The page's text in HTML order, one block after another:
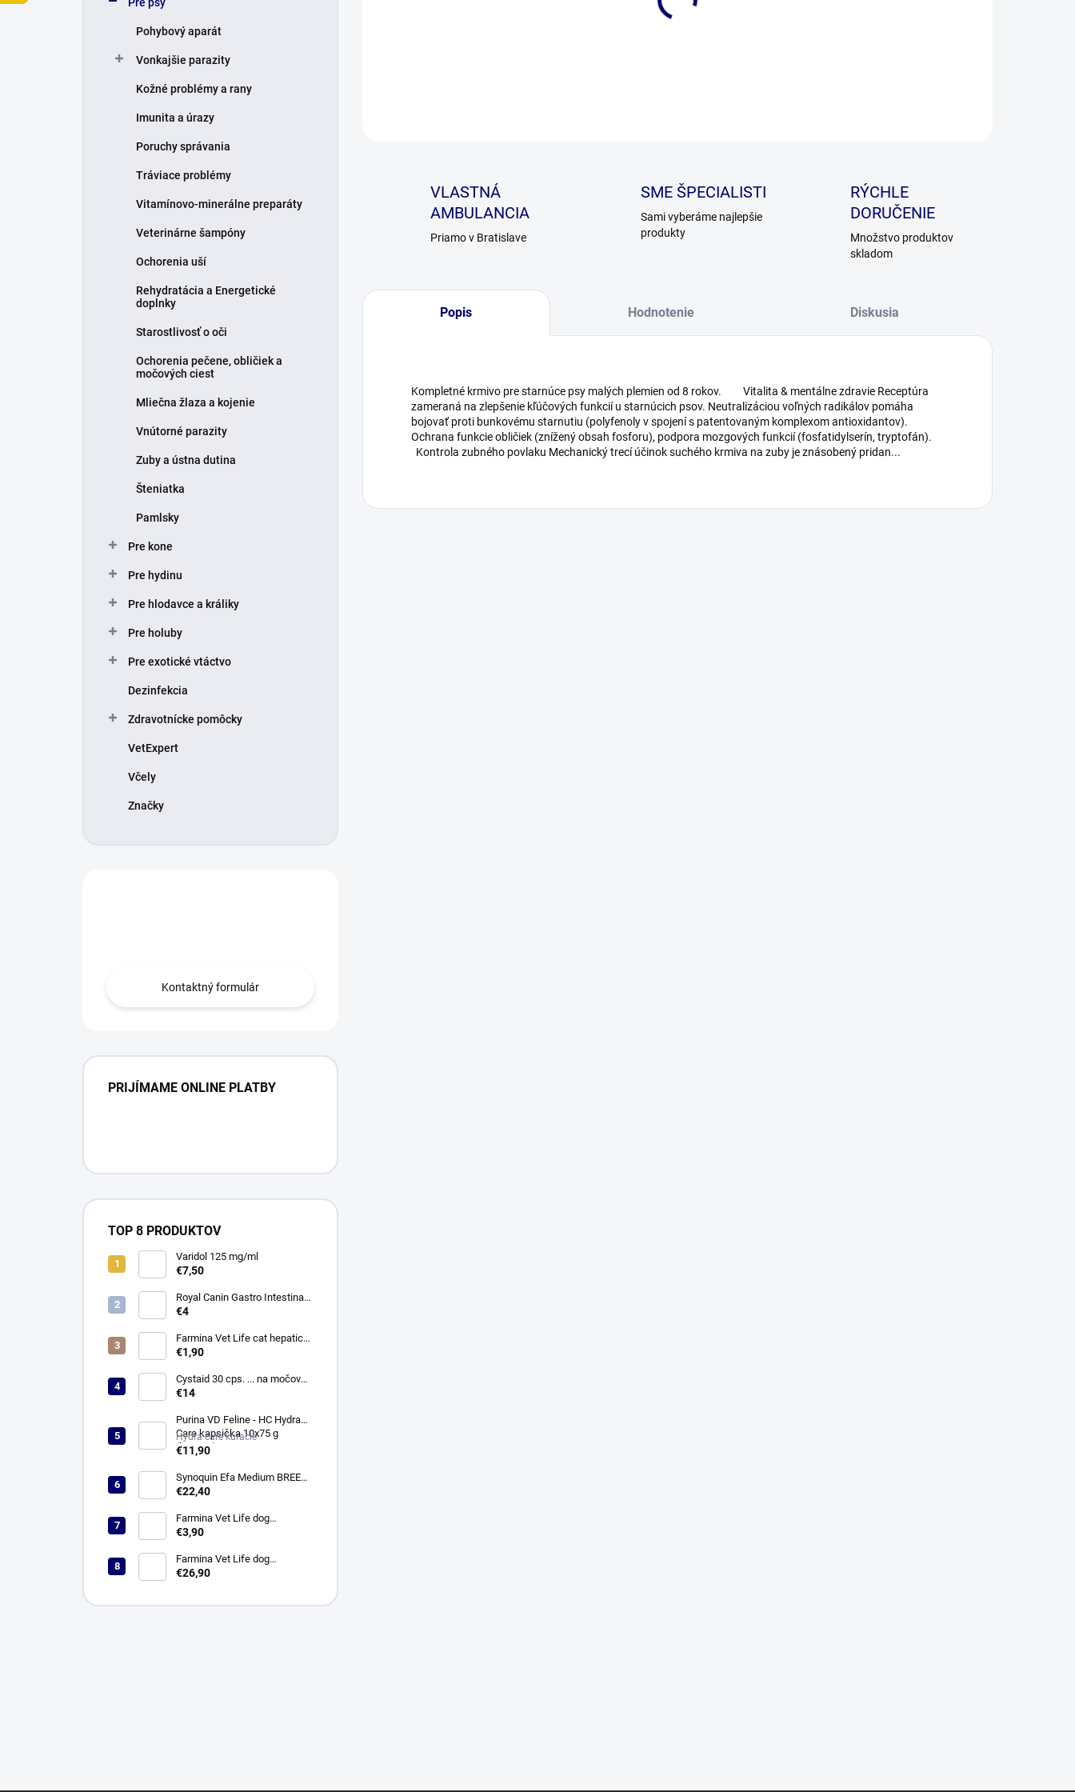
Pohybový aparát
Vonkajšie parazity
Kožné problémy a rany
Imunita a úrazy
Poruchy správania
Tráviace problémy
Vitamínovo-minerálne preparáty
Veterinárne šampóny
Ochorenia uší
Rehydratácia a Energetické
doplnky
Starostlivosť o oči
Ochorenia pečene, obličiek a
močových ciest
Mliečna žlaza a kojenie
Vnútorné parazity
Zuby a ústna dutina
Šteniatka
Pamlsky
Pre kone
Pre hydinu
Pre hlodavce a králiky
Pre holuby
Pre exotické vtáctvo
Dezinfekcia
Zdravotnícke pomôcky
VetExpert
Včely
Značky
Kontaktný formulár
PRIJÍMAME ONLINE PLATBY
TOP 8 PRODUKTOV
Varidol 125 mg/ml
€7,50
Royal Canin Gastro Intestinal
Low Fat Konz. 410g
€4
Farmina Vet Life cat hepatic
konzerva 85 g
€1,90
Cystaid 30 cps. ... na močové
cesty
€14
Purina VD Feline - HC Hydra
Care kapsička 10x75 g
(kuracie)
Hydra care kuracie
€11,90
Synoquin Efa Medium BREED
(od 10 do 25 kg) tbl. 30 x 1,5 g
€22,40
Farmina Vet Life dog
Hypoallergenic fish & potato
€3,90
Farmina Vet Life dog
Hypoallergenic fish & potato 2
€26,90
VLASTNÁ
AMBULANCIA
Priamo v Bratislave
SME ŠPECIALISTI
Sami vyberáme najlepšie
produkty
RÝCHLE
DORUČENIE
Množstvo produktov
skladom
Popis Hodnotenie Diskusia
Kompletné krmivo pre starnúce psy malých plemien od 8 rokov. Vitalita & mentálne zdravie Receptúra
zameraná na zlepšenie kľúčových funkcií u starnúcich psov. Neutralizáciou voľných radikálov pomáha
bojovať proti bunkovému starnutiu (polyfenoly v spojení s patentovaným komplexom antioxidantov).
Ochrana funkcie obličiek (znížený obsah fosforu), podpora mozgových funkcií (fosfatidylserín, tryptofán).
Kontrola zubného povlaku Mechanický trecí účinok suchého krmiva na zuby je znásobený pridan...